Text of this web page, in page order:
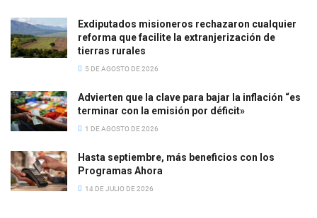
Exdiputados misioneros rechazaron cualquier
reforma que facilite la extranjerización de
tierras rurales
5 DE AGOSTO DE 2026
Advierten que la clave para bajar la inflación “es
terminar con la emisión por déficit»
1 DE AGOSTO DE 2026
Hasta septiembre, más beneficios con los
Programas Ahora
14 DE JULIO DE 2026